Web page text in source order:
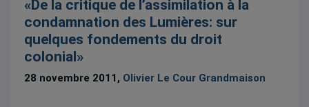
«De la critique de l’assimilation à la
condamnation des Lumières: sur
quelques fondements du droit
colonial»
28 novembre 2011, Olivier Le Cour Grandmaison